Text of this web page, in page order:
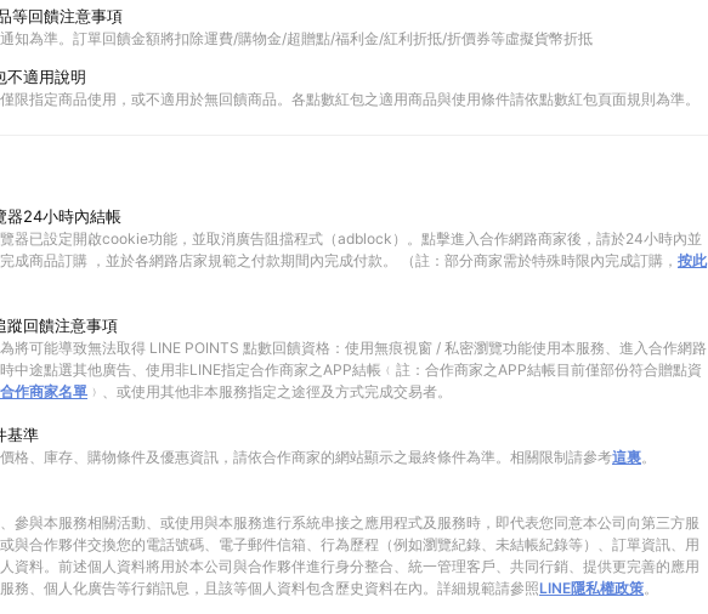
等回饋注意事項
知為準。訂單回饋金額將扣除運費/購物金/超贈點/福利金/紅利折抵/折價券等虛擬貨幣折抵
不適用說明
限指定商品使用，或不適用於無回饋商品。各點數紅包之適用商品與使用條件請依點數紅包頁面規則為準。
器24小時內結帳
器已設定開啟cookie功能，並取消廣告阻擋程式（adblock）。點擊進入合作網路商家後，請於24小時內並
成商品訂購 ，並於各網路店家規範之付款期間內完成付款。 （註：部分商家需於特殊時限內完成訂購， 按此
蹤回饋注意事項
將可能導致無法取得 LINE POINTS 點數回饋資格：使用無痕視窗 / 私密瀏覽功能使用本服務、進入合作網路
中途點選其他廣告、使用非LINE指定合作商家之APP結帳﹙註：合作商家之APP結帳目前僅部份符合贈點資
作商家名單 ﹚、或使用其他非本服務指定之途徑及方式完成交易者。
基準
格、庫存、購物條件及優惠資訊，請依合作商家的網站顯示之最終條件為準。相關限制請參考這裏。
參與本服務相關活動、或使用與本服務進行系統串接之應用程式及服務時，即代表您同意本公司向第三方服
與合作夥伴交換您的電話號碼、電子郵件信箱、行為歷程（例如瀏覽紀錄、未結帳紀錄等）、訂單資訊、用
資料。前述個人資料將用於本公司與合作夥伴進行身分整合、統一管理客戶、共同行銷、提供更完善的應用
務、個人化廣告等行銷訊息，且該等個人資料包含歷史資料在內。詳細規範請參照LINE隱私權政策。